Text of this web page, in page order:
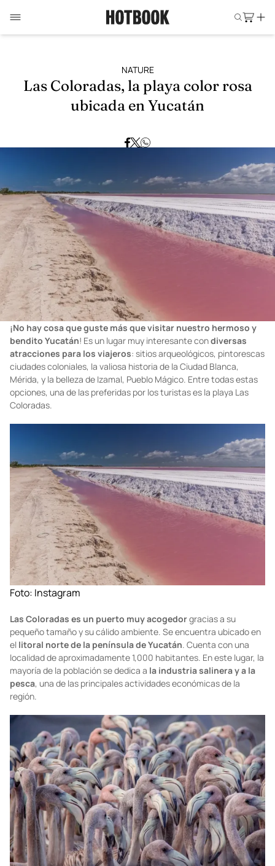
NATURE
Las Coloradas, la playa color rosa
ubicada en Yucatán
¡No hay cosa que guste más quevisitar nuestro hermoso y
bendito Yucatán! Es un lugar muy interesante condiversas
atracciones para los viajeros: sitios arqueológicos, pintorescas
ciudades coloniales, la valiosa historia de la Ciudad Blanca,
Mérida, y la belleza de Izamal, Pueblo Mágico. Entre todas estas
opciones, una de las preferidas por los turistas es la playa Las
Coloradas.
Foto: Instagram
Las Coloradas es un puerto muy acogedorgracias a su
pequeño tamaño y su cálido ambiente. Se encuentra ubicado en
el litoral norte de la península de Yucatán. Cuenta con una
localidad de aproximadamente 1,000 habitantes. En este lugar, la
mayoría de la población se dedica a la industria salinera y a la
pesca, una de las principales actividades económicas de la
región.